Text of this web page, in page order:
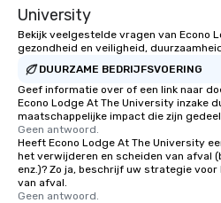
University
Bekijk veelgestelde vragen van Econo
gezondheid en veiligheid,
DUURZAME BEDRIJFSVOERING
Geef informatie over of een link naar
Econo Lodge At The University inzake
maatschappelijke impact die zijn
Geen antwoord.
Heeft Econo Lodge At The University
het verwijderen en scheiden van afval
enz.)? Zo ja, beschrijf uw strategie
van afval.
Geen antwoord.